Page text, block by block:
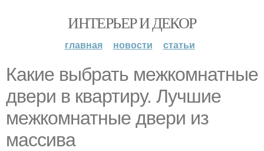
ИНТЕРЬЕР И ДЕКОР
главная новости статьи
Какие выбрать межкомнатные
двери в квартиру. Лучшие
межкомнатные двери из
массива